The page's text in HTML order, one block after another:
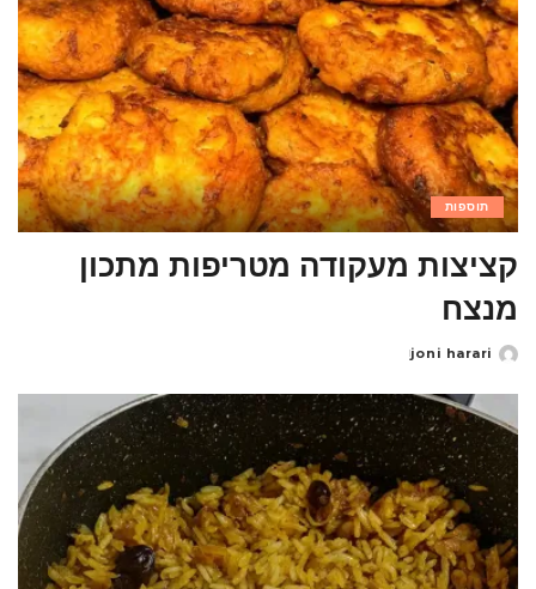
תוספות
קציצות מעקודה מטריפות מתכון
מנצח
Posted
joni harari